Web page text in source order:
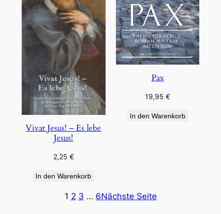
Vivat Jesus! – Es lebe
Jesus!
2,25 €
In den Warenkorb
Pax
19,95 €
In den Warenkorb
1 2 3 … 6Nächste Seite